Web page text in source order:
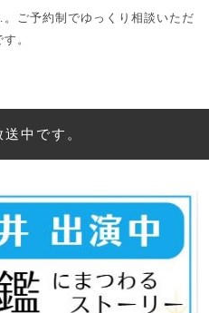
ご予約制でゆっくり相談いただ
す。
中です。